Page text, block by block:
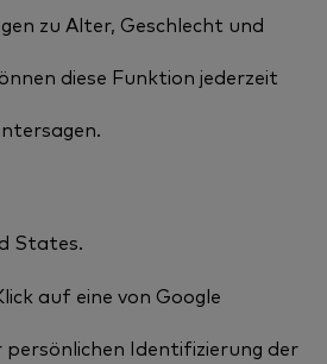
zu Alter, Geschlecht und
diese Funktion jederzeit
States.
auf eine von Google
Identifizierung der